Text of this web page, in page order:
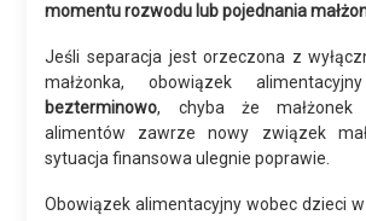
momentu rozwodu lub pojednania
Jeśli separacja jest orzeczona z
małżonka, obowiązek
bezterminowo, chyba że małżonek
alimentów zawrze nowy związek
sytuacja finansowa ulegnie poprawie.
Obowiązek alimentacyjny wobec dzieci